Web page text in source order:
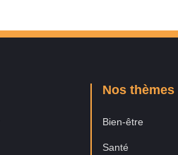
Nos thèmes
Bien-être
Santé